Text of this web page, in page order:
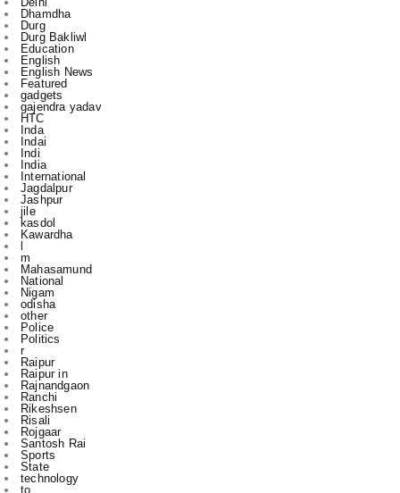
English
English News
Featured
gadgets
gajendra yadav
HTC
Inda
Indai
Indi
India
International
Jagdalpur
Jashpur
jile
kasdol
Kawardha
l
m
Mahasamund
National
Nigam
odisha
other
Police
Politics
r
Raipur
Raipur in
Rajnandgaon
Ranchi
Rikeshsen
Risali
Rojgaar
Santosh Rai
Sports
State
technology
to
u
vijay sharma
आबकारी
इंडिया